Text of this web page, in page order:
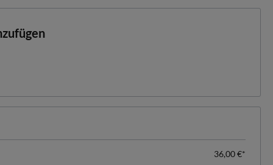
36,00 €*